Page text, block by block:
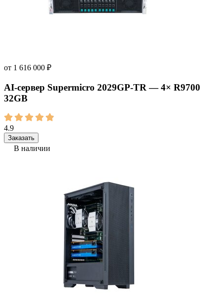
от 1 616 000 ₽
AI‑сервер Supermicro 2029GP-TR — 4× R9700
32GB
4.9
Заказать
В наличии